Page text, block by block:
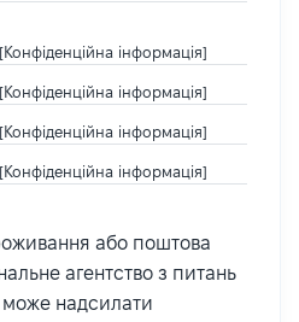
[Конфіденційна інформація]
[Конфіденційна інформація]
[Конфіденційна інформація]
[Конфіденційна інформація]
або поштова
агентство з питань
може надсилати